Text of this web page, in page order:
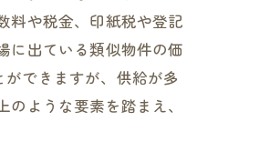
料や税金、印紙税や登記
に出ている類似物件の価
できますが、供給が多
ような要素を踏まえ、